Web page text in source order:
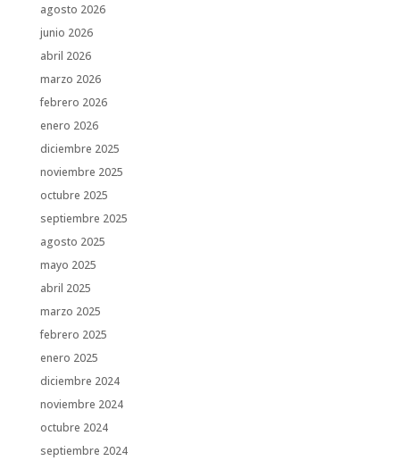
agosto 2026
junio 2026
abril 2026
marzo 2026
febrero 2026
enero 2026
diciembre 2025
noviembre 2025
octubre 2025
septiembre 2025
agosto 2025
mayo 2025
abril 2025
marzo 2025
febrero 2025
enero 2025
diciembre 2024
noviembre 2024
octubre 2024
septiembre 2024